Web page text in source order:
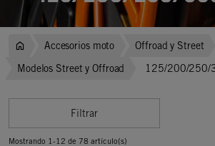
Accesorios moto
Offroad y Street
Modelos Street y Offroad
125/200/250/
Filtrar
Mostrando 1-12 de 78 artículo(s)